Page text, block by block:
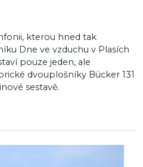
kterou hned tak
Dne ve vzduchu v Plasích
pouze jeden, ale
dvouplošníky Bücker 131
sestavě.